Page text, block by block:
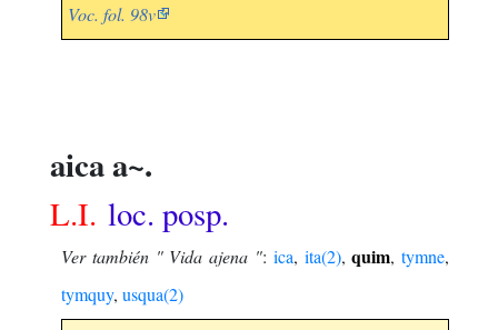
Voc. fol. 98v
aica a~.
L.I. loc. posp.
Ver también " Vida ajena ": ica, ita(2),quim,tymne,
tymquy, usqua(2)